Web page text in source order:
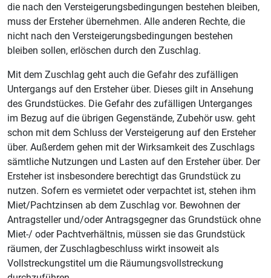
die nach den Versteigerungsbedingungen bestehen bleiben,
muss der Ersteher übernehmen. Alle anderen Rechte, die
nicht nach den Versteigerungsbedingungen bestehen
bleiben sollen, erlöschen durch den Zuschlag.
Mit dem Zuschlag geht auch die Gefahr des zufälligen
Untergangs auf den Ersteher über. Dieses gilt in Ansehung
des Grundstückes. Die Gefahr des zufälligen Unterganges
im Bezug auf die übrigen Gegenstände, Zubehör usw. geht
schon mit dem Schluss der Versteigerung auf den Ersteher
über. Außerdem gehen mit der Wirksamkeit des Zuschlags
sämtliche Nutzungen und Lasten auf den Ersteher über. Der
Ersteher ist insbesondere berechtigt das Grundstück zu
nutzen. Sofern es vermietet oder verpachtet ist, stehen ihm
Miet/Pachtzinsen ab dem Zuschlag vor. Bewohnen der
Antragsteller und/oder Antragsgegner das Grundstück ohne
Miet-/ oder Pachtverhältnis, müssen sie das Grundstück
räumen, der Zuschlagbeschluss wirkt insoweit als
Vollstreckungstitel um die Räumungsvollstreckung